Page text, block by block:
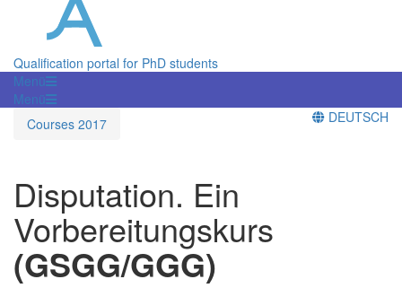
Qualification portal for PhD students
Menü
Menü
Courses 2017
DEUTSCH
Disputation. Ein
Vorbereitungskurs
(GSGG/GGG)